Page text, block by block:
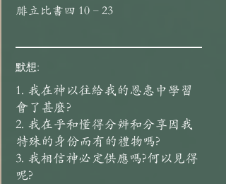
腓立比書四 10–23
默想:
1. 我在神以往給我的恩惠中學習
會了甚麼?
2. 我在乎和懂得分辨和分享因我
特殊的身份而有的禮物嗎?
3. 我相信神必定供應嗎?何以見得
呢?